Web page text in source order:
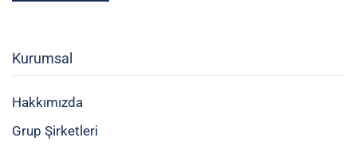
Kurumsal
Hakkımızda
Grup Şirketleri